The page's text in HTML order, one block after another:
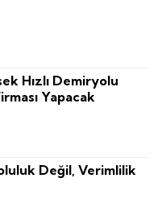
Hızlı Demiryolu
Yapacak
Değil, Verimlilik